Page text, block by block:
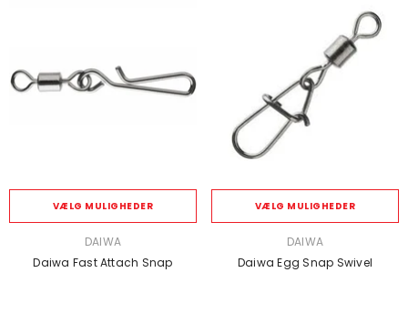
VÆLG MULIGHEDER
DAIWA
Daiwa Fast Attach Snap
VÆLG MULIGHEDER
DAIWA
Daiwa Egg Snap Swivel